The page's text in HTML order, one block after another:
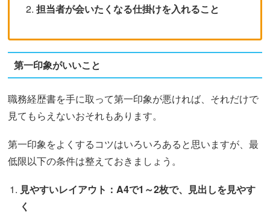
担当者が会いたくなる仕掛けを入れること
第一印象がいいこと
職務経歴書を手に取って第一印象が悪ければ、それだけで
見てもらえないおそれもあります。
第一印象をよくするコツはいろいろあると思いますが、最
低限以下の条件は整えておきましょう。
見やすいレイアウト：A4で1～2枚で、見出しを見やす
く